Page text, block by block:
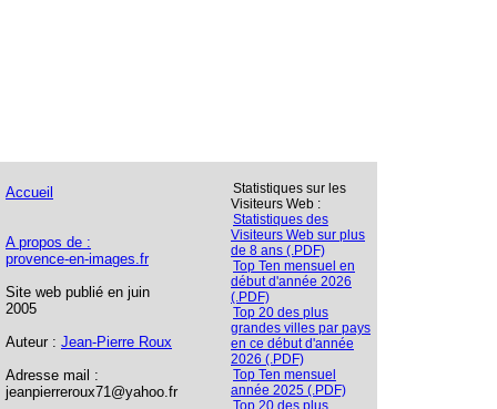
Accueil
A propos de :
provence-en-images.fr
Site web publié en juin
2005
Auteur : Jean-Pierre Roux
Adresse mail :
jeanpierreroux71@yahoo.fr
Statistiques sur les
Visiteurs Web :
Statistiques des
Visiteurs Web sur plus
de 8 ans (.PDF)
Top Ten mensuel en
début d'année 2026
(.PDF)
Top 20 des plus
grandes villes par pays
en ce début d'année
2026 (.PDF)
Top Ten mensuel
année 2025 (.PDF)